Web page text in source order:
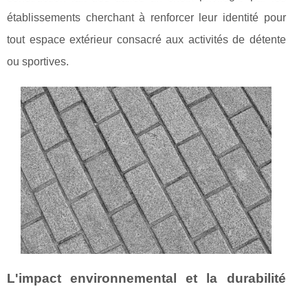
établissements cherchant à renforcer leur identité pour
tout espace extérieur consacré aux activités de détente
ou sportives.
L'impact environnemental et la durabilité